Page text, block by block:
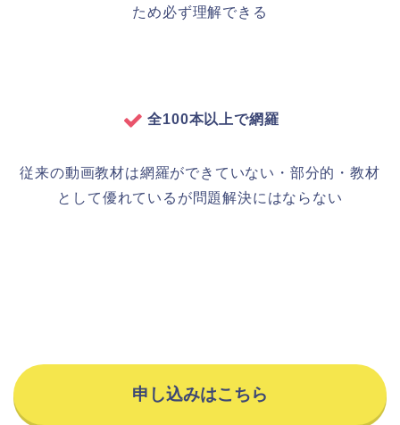
ため必ず理解できる
全100本以上で網羅
従来の動画教材は網羅ができていない・部分的・教材
として優れているが問題解決にはならない
申し込みはこちら